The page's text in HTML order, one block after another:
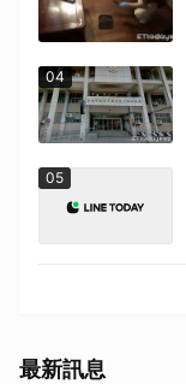
04
05
最新訊息